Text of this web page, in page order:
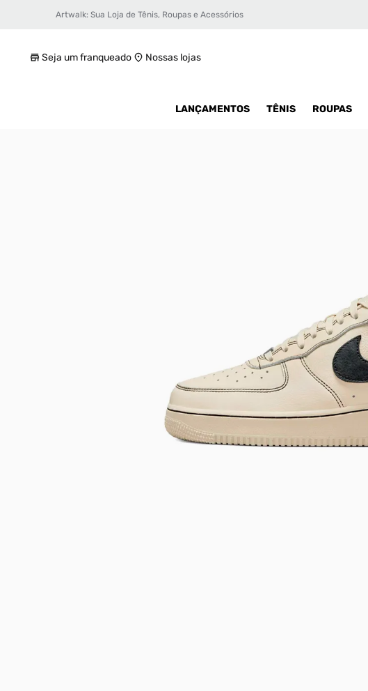
Artwalk: Sua Loja de Tênis, Roupas e Acessórios
Seja um franqueado Nossas lojas
LANÇAMENTOS TÊNIS ROUPAS
Tênis Nike Air Force 1 ´07 LV8 Masculino